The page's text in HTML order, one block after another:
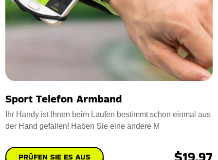
Sport Telefon Armband
Ihr Handy ist Ihnen beim Laufen bestimmt schon einmal aus
der Hand gefallen! Haben Sie eine andere M
PRÜFEN SIE ES AUS